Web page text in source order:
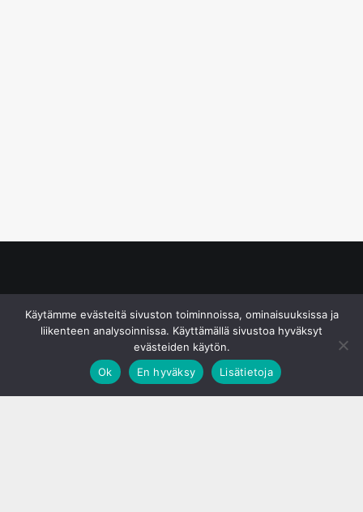
Käytämme evästeitä sivuston toiminnoissa, ominaisuuksissa ja
liikenteen analysoinnissa. Käyttämällä sivustoa hyväksyt
evästeiden käytön.
Ok
En hyväksy Lisätietoja